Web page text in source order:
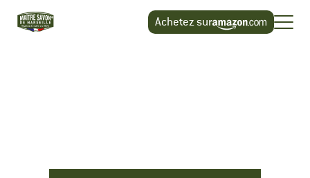
Achetez sur
Panneau de gestion des cookies